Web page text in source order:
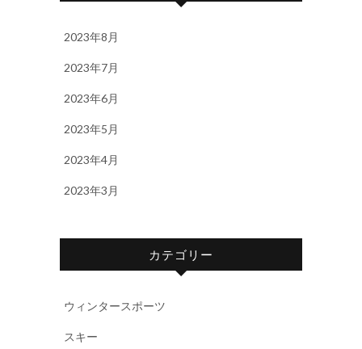
2023年8月
2023年7月
2023年6月
2023年5月
2023年4月
2023年3月
カテゴリー
ウィンタースポーツ
スキー